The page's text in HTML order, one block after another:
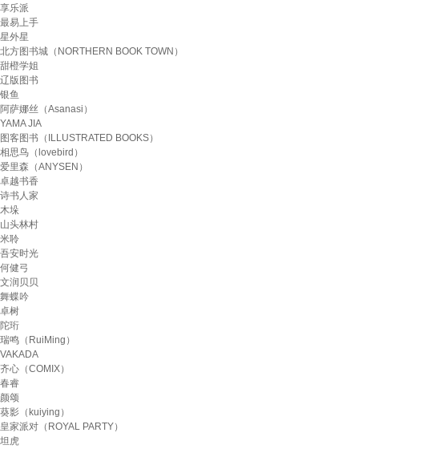
享乐派
最易上手
星外星
北方图书城（NORTHERN BOOK TOWN）
甜橙学姐
辽版图书
银鱼
阿萨娜丝（Asanasi）
YAMA JIA
图客图书（ILLUSTRATED BOOKS）
相思鸟（lovebird）
爱里森（ANYSEN）
卓越书香
诗书人家
木垛
山头林村
米聆
吾安时光
何健弓
文润贝贝
舞蝶吟
卓树
陀珩
瑞鸣（RuiMing）
VAKADA
齐心（COMIX）
春睿
颜颂
葵影（kuiying）
皇家派对（ROYAL PARTY）
坦虎